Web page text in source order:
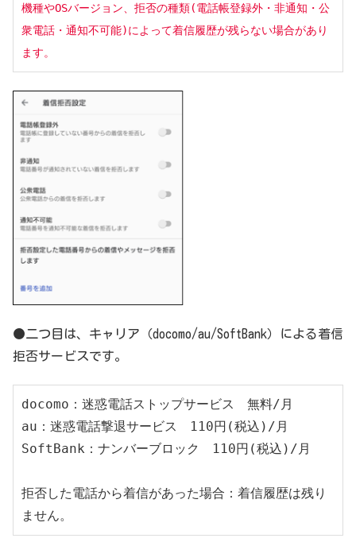
機種やOSバージョン、拒否の種類(電話帳登録外・非通知・公
衆電話・通知不可能)によって着信履歴が残らない場合があり
ます。
●二つ目は、キャリア（docomo/au/SoftBank）による着信
拒否サービスです。
docomo：迷惑電話ストップサービス　無料/月
au：迷惑電話撃退サービス　110円(税込)/月
SoftBank：ナンバーブロック　110円(税込)/月
拒否した電話から着信があった場合：着信履歴は残り
ません。